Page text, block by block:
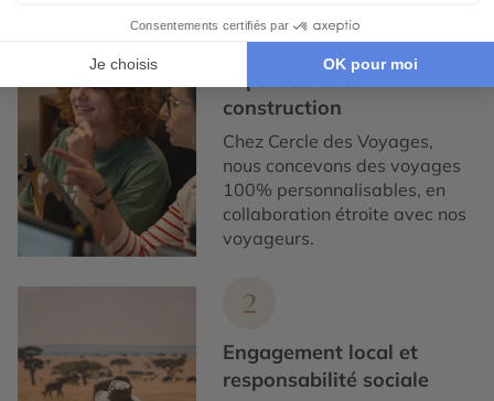
1
Expertise et co-
construction
Chez Cercle des Voyages,
nous concevons des voyages
100% personnalisables, en
collaboration étroite avec nos
voyageurs.
2
Engagement local et
responsabilité sociale